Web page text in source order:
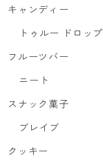
キャンディー
トゥルー ドロップ
フルーツバー
ニート
スナック菓子
ブレイブ
クッキー